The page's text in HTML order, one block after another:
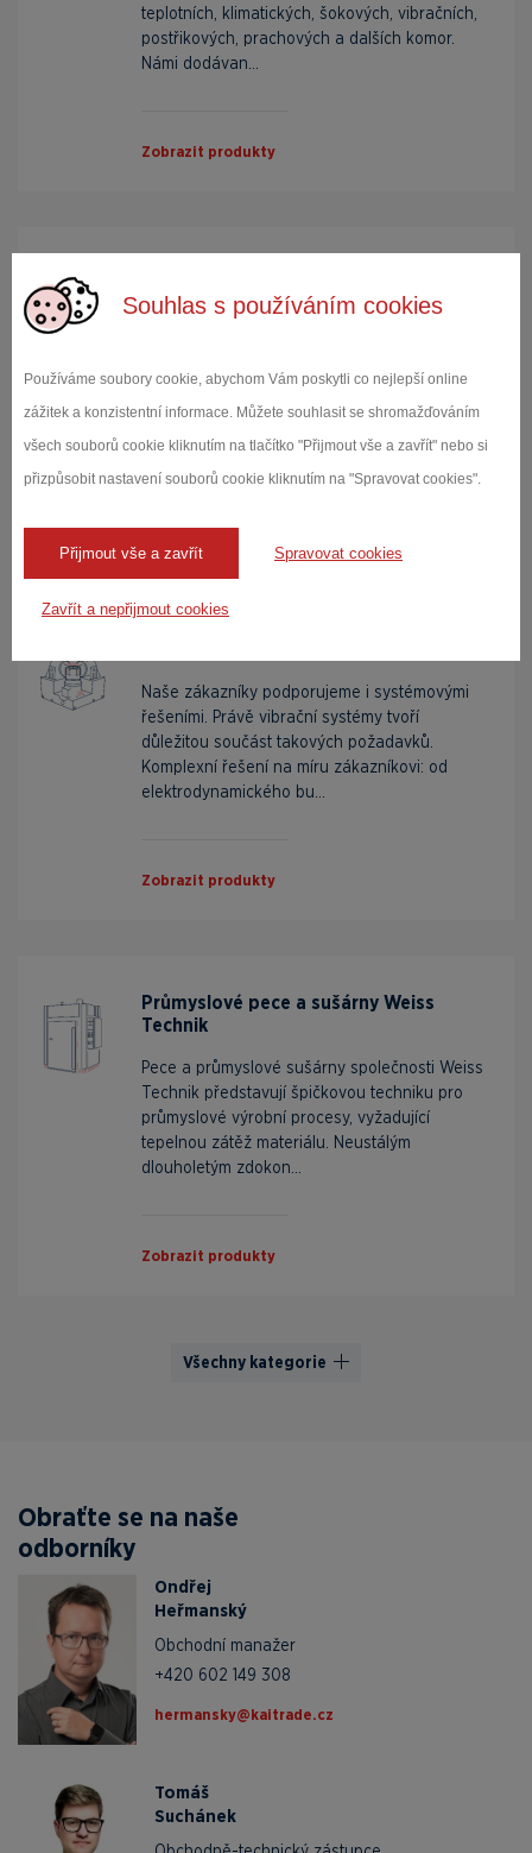
Souhlas s používáním cookies
Používáme soubory cookie, abychom Vám poskytli co nejlepší online
zážitek a konzistentní informace. Můžete souhlasit se shromažďováním
všech souborů cookie kliknutím na tlačítko "Přijmout vše a zavřít" nebo si
přizpůsobit nastavení souborů cookie kliknutím na "Spravovat cookies".
Přijmout vše a zavřít Spravovat cookies
Zavřít a nepřijmout cookies
teplotních, klimatických, šokových, vibračních,
postřikových, prachových a dalších komor.
Námi dodávan...
Zobrazit produkty
povětrnostních vlivů Atlas MTS
teplo, chlad a vlhkost. Téměř veškeré
předměty každodenního života podléhají těmto
vlivům prostř...
Zobrazit produkty
Naše zákazníky podporujeme i systémovými
řešeními. Právě vibrační systémy tvoří
důležitou součást takových požadavků.
Komplexní řešení na míru zákazníkovi: od
elektrodynamického bu...
Zobrazit produkty
Průmyslové pece a sušárny Weiss
Technik
Pece a průmyslové sušárny společnosti Weiss
Technik představují špičkovou techniku pro
průmyslové výrobní procesy, vyžadující
tepelnou zátěž materiálu. Neustálým
dlouholetým zdokon...
Zobrazit produkty
Všechny kategorie
Obraťte se na naše
odborníky
Ondřej
Heřmanský
Obchodní manažer
+420 602 149 308
zc.edartiak@yksnamreh
Tomáš
Suchánek